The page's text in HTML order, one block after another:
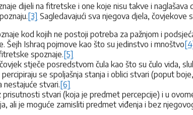
dijeli na fitretske i one koje nisu takve i
[3] Sagledavajući sva njegova djela, čovjekove
kod kojih ne postoji potreba za pažnjom i
Šejh Ishraq pojmove kao što su jedinstvo i mnoštvo
spoznaje.[5]
stječe posredstvom čula kao što su čulo vida,
se spoljašnja stanja i oblici stvari (poput
nestajuće stvari.[6]
stvari (koja je predmet percepcije) i u
ali je moguće zamisliti predmet viđenja i bez